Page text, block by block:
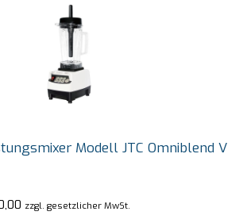
Modell JTC Omniblend V
zzgl. gesetzlicher MwSt.